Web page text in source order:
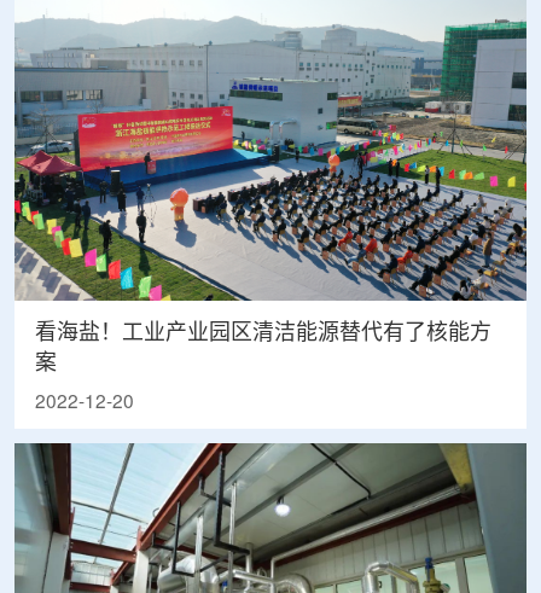
看海盐！工业产业园区清洁能源替代有了核能方
案
2022-12-20